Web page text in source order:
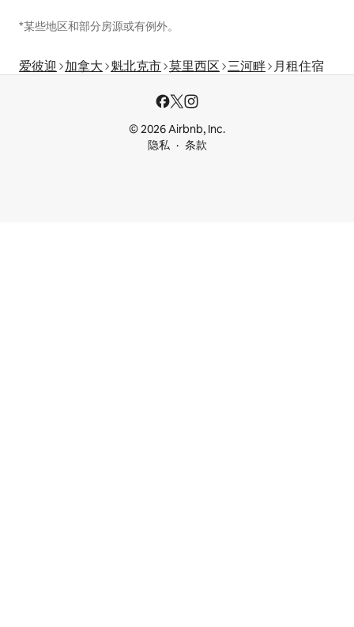
*某些地区和部分房源或有例外。
爱彼迎 加拿大 魁北克市 莫里西区 三河畔 月租住宿
© 2026 Airbnb, Inc.
隐私
条款